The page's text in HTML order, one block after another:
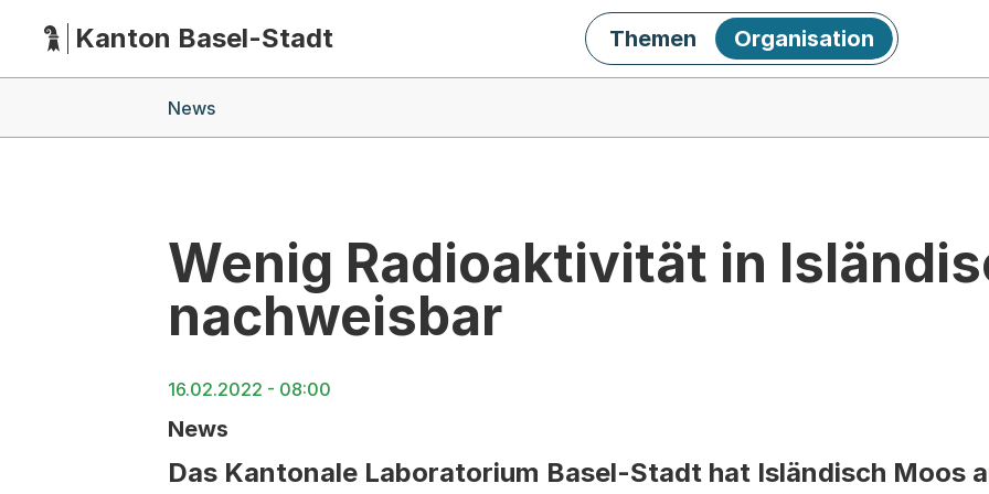
HauptnavigationKanton Basel-Stadt Themen Organisation
News
Wenig Radioaktivität in
nachweisbar
16.02.2022 - 08:00
News
Das Kantonale Laboratorium Basel-Stadt hat Isländisch Moos